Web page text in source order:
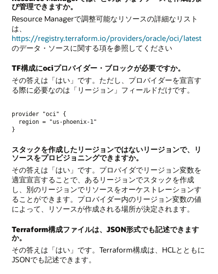
び管理できますか。
Resource Managerで調整可能なリソースの詳細なリスト
は、
https://registry.terraform.io/providers/oracle/oci/latest
のデータ・ソースに関する項を参照してください
TF構成にociプロバイダー・ブロックが必要ですか。
その答えは「はい」です。ただし、プロバイダーを宣言す
る際に必要なのは「リージョン」フィールドだけです。
provider "oci" {
  region = "us-phoenix-1"
スタックを作成したリージョンではないリージョンで、リ
ソースをプロビジョニングできますか。
その答えは「はい」です。プロバイダでリージョン変数を
適宜宣言することで、あるリージョンでスタックを作成
し、別のリージョンでリソースをオーケストレーションす
ることができます。プロバイダー内のリージョン変数の値
によって、リソースが作成される場所が決定されます。
Terraform構成ファイルは、JSON形式でも記述できます
か。
その答えは「はい」です。Terraform構成は、HCLとともに
JSONでも記述できます。